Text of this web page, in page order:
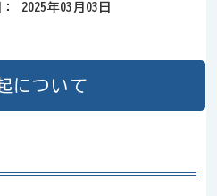
： 2025年03月03日
について